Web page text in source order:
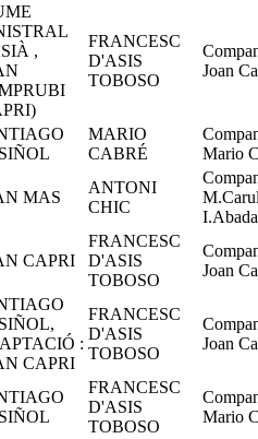
,
FRANCESC
D'ASIS
TOBOSO
Joan
MARIO
CABRÉ
Mario
MAS
ANTONI
CHIC
CAPRI
FRANCESC
D'ASIS
TOBOSO
Joan
:
CAPRI
FRANCESC
D'ASIS
TOBOSO
Joan
FRANCESC
D'ASIS
TOBOSO
Mario